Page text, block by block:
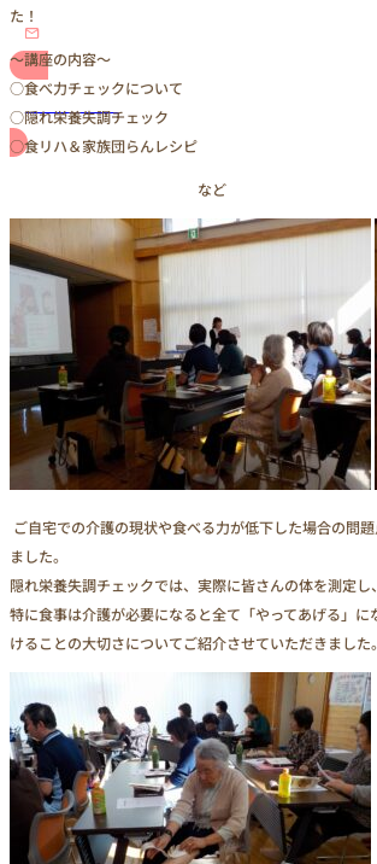
た！
～講座の内容～
○食べ力チェックについて
○隠れ栄養失調チェック
○食リハ＆家族団らんレシピ
など
ご自宅での介護の現状や食べる力が低下した場合の問
ました。
隠れ栄養失調チェックでは、実際に皆さんの体を測定
特に食事は介護が必要になると全て「やってあげる」
けることの大切さについてご紹介させていただきました。